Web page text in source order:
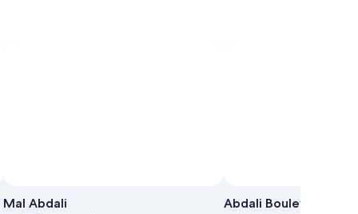
Mal Abdali Abdali Boulevard